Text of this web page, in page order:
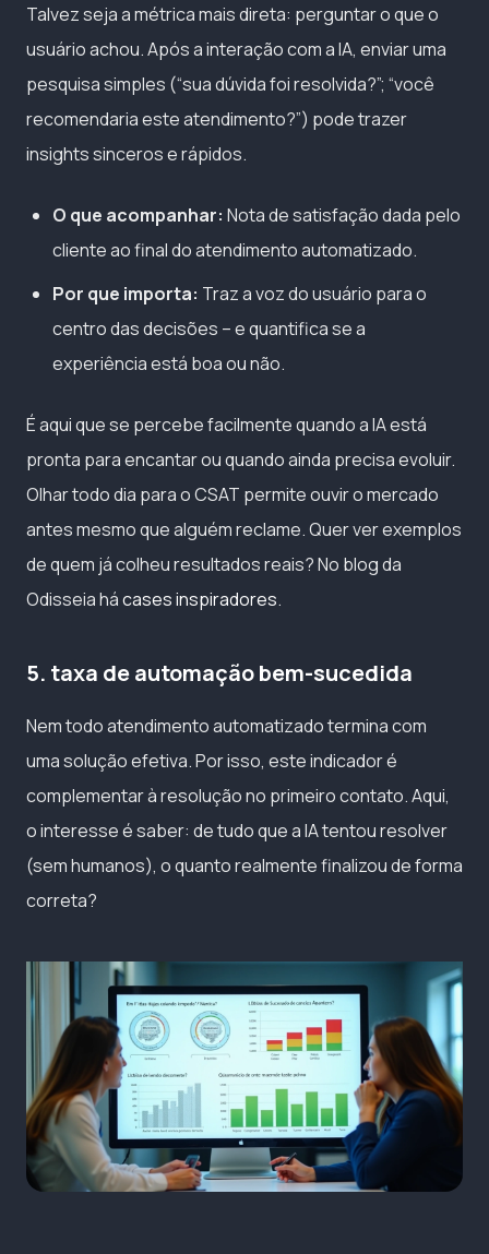
Talvez seja a métrica mais direta: perguntar o que o
usuário achou. Após a interação com a IA, enviar uma
pesquisa simples (“sua dúvida foi resolvida?”; “você
recomendaria este atendimento?”) pode trazer
insights sinceros e rápidos.
O que acompanhar: Nota de satisfação dada pelo
cliente ao final do atendimento automatizado.
Por que importa: Traz a voz do usuário para o
centro das decisões – e quantifica se a
experiência está boa ou não.
É aqui que se percebe facilmente quando a IA está
pronta para encantar ou quando ainda precisa evoluir.
Olhar todo dia para o CSAT permite ouvir o mercado
antes mesmo que alguém reclame. Quer ver exemplos
de quem já colheu resultados reais? No blog da
Odisseia hácases inspiradores.
5. taxa de automação bem-sucedida
Nem todo atendimento automatizado termina com
uma solução efetiva. Por isso, este indicador é
complementar à resolução no primeiro contato. Aqui,
o interesse é saber: de tudo que a IA tentou resolver
(sem humanos), o quanto realmente finalizou de forma
correta?